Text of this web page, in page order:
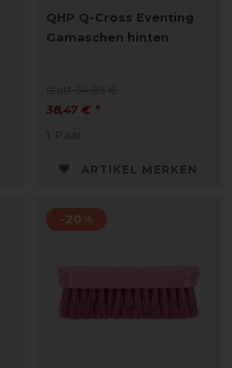
QHP Q-Cross Eventing
Gamaschen hinten
38,47 € *
1 Paar
ARTIKEL MERKEN
-20%